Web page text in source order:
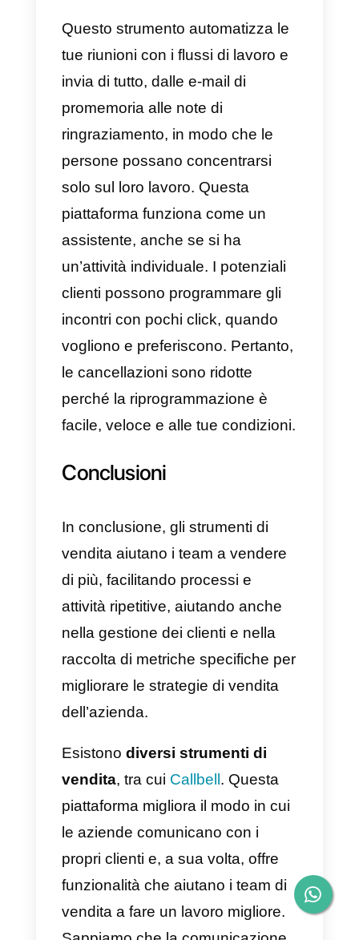
Infine, per quanto riguarda i
prezzi, il piano più semplice costa
$ 30 per ogni utente che desideri
aggiungere al team, offre
chiamate in entrata illimitate e
circa 100 integrazioni con altri
strumenti.
6) Dooly
Doolyaiuta i team ad aumentare
le entrate e ad ottenere più
contatti grazie alla gestione pulita
ed efficiente di Salesforce,
all’esecuzione impeccabile del
processo di vendita e
all’automazione di alcune attività
ripetitive che creano un carico di
lavoro aggiuntivo. Questo
strumento è un insieme di
funzionalità molto interessanti
consentono di migliorare
l’efficienza del lavoro dei